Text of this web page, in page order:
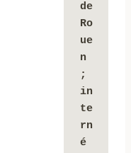
de
Ro
ue
n
;
in
te
rn
é